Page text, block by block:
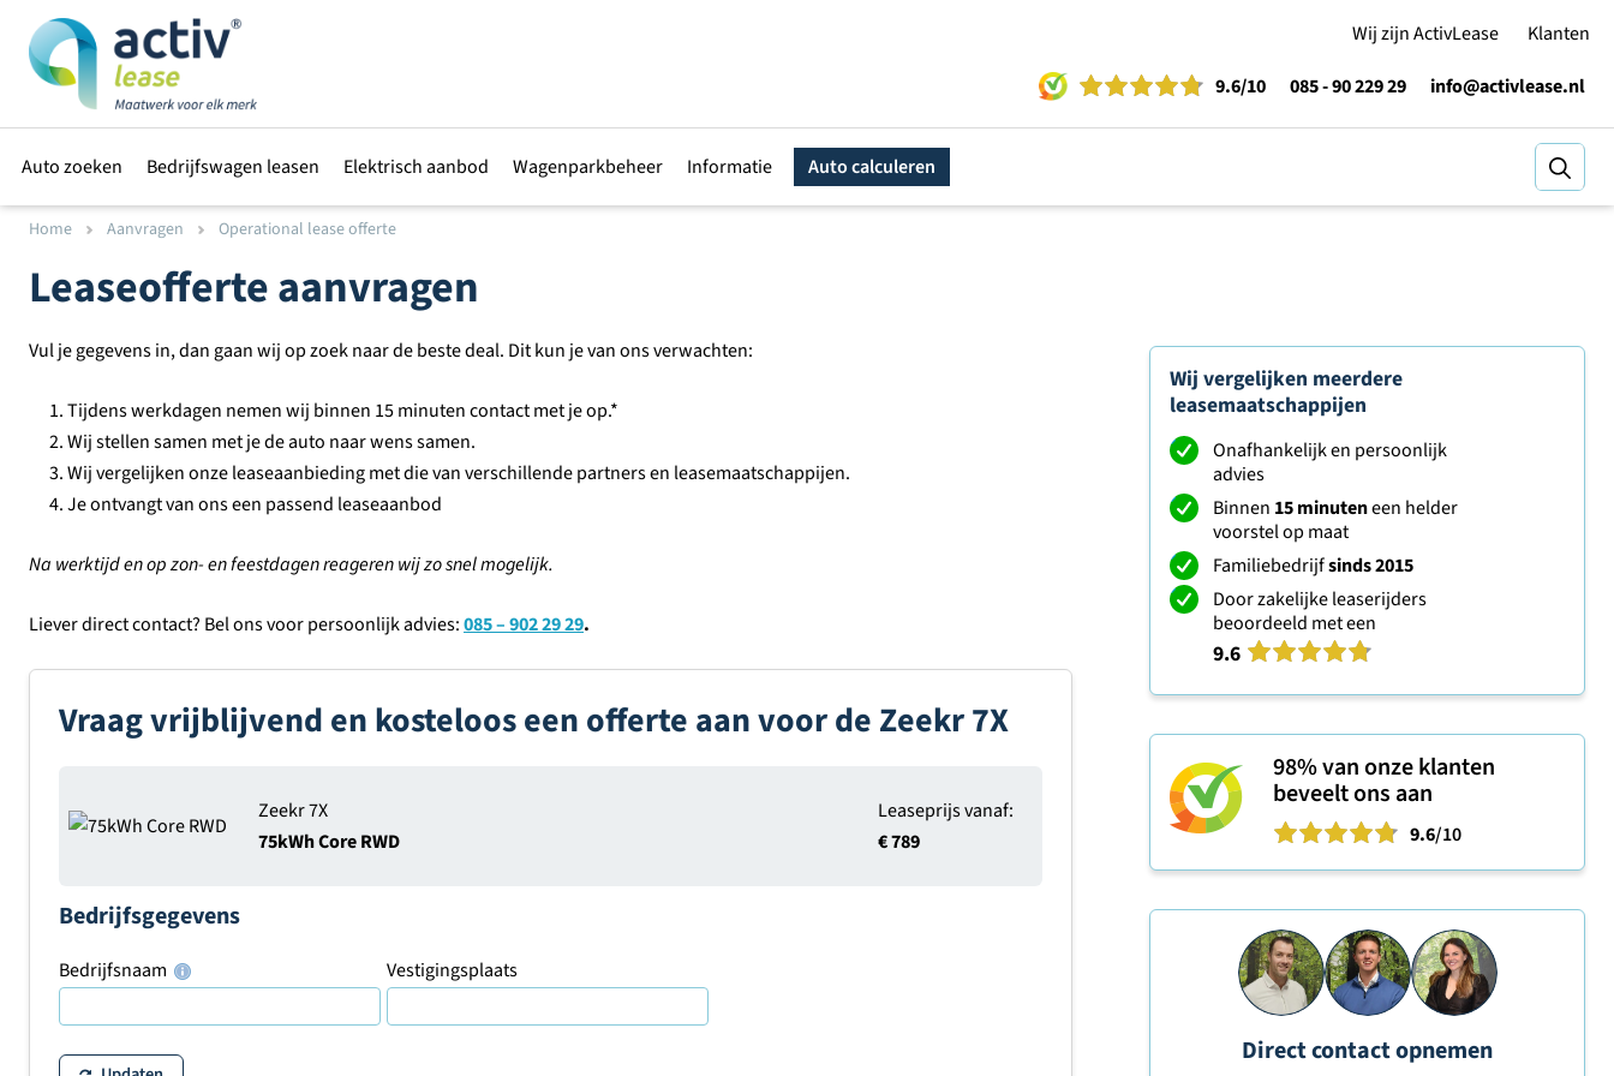
Wij zijn ActivLease
Klanten
9.6/10 085 - 90 229 29 info@activlease.nl
Auto zoeken Bedrijfswagen leasen Elektrisch aanbod Wagenparkbeheer Informatie Auto calculeren
Home Aanvragen Operational lease offerte
Leaseofferte aanvragen
Vul je gegevens in, dan gaan wij op zoek naar de beste deal. Dit kun je van ons verwachten:
Tijdens werkdagen nemen wij binnen 15 minuten contact met je op.*
Wij stellen samen met je de auto naar wens samen.
Wij vergelijken onze leaseaanbieding met die van verschillende partners en leasemaatschappijen.
Je ontvangt van ons een passend leaseaanbod
Na werktijd en op zon- en feestdagen reageren wij zo snel mogelijk.
Liever direct contact? Bel ons voor persoonlijk advies:085 – 902 29 29.
Vraag vrijblijvend en kosteloos een offerte aan voor de Zeekr 7X
Zeekr 7X
75kWh Core RWD
Leaseprijs vanaf:
€ 789
Bedrijfsgegevens
Bedrijfsnaam Vestigingsplaats
Wij vergelijken meerdere
leasemaatschappijen
Onafhankelijk en persoonlijk
advies
Binnen 15 minuteneen helder
voorstel op maat
Familiebedrijfsinds 2015
Door zakelijke leaserijders
beoordeeld met een
9.6
98%van onze klanten
beveelt ons aan
9.6/10
Direct contact opnemen